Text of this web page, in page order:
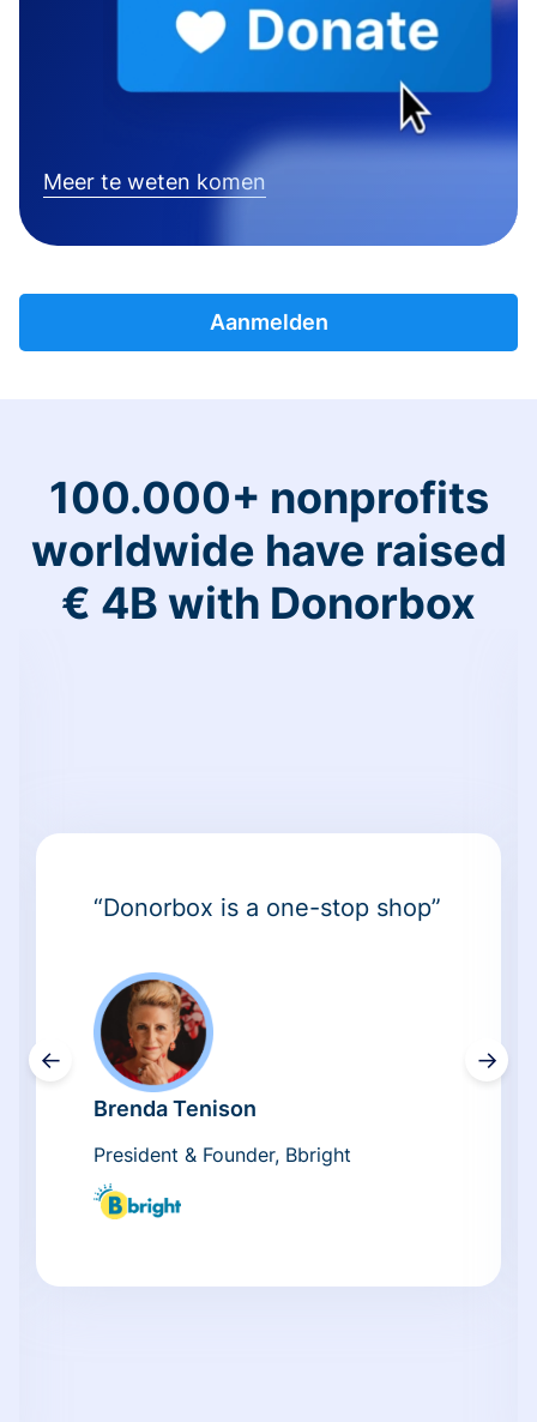
Meer te weten komen
Aanmelden
100.000+ nonprofits
worldwide have raised
€ 4B with Donorbox
←
“Donorbox is a one-stop shop”
Brenda Tenison
President & Founder, Bbright
→